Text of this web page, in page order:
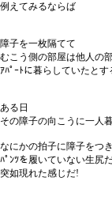
例えてみるならば
障子を一枚隔てて
むこう側の部屋は他人の
ｱﾊﾟｰﾄに暮らしていたとす
ある日
その障子の向こうに一人
なにかの拍子に障子をつ
ﾊﾟﾝﾂを履いていない生尻
突如現れた感じだ!